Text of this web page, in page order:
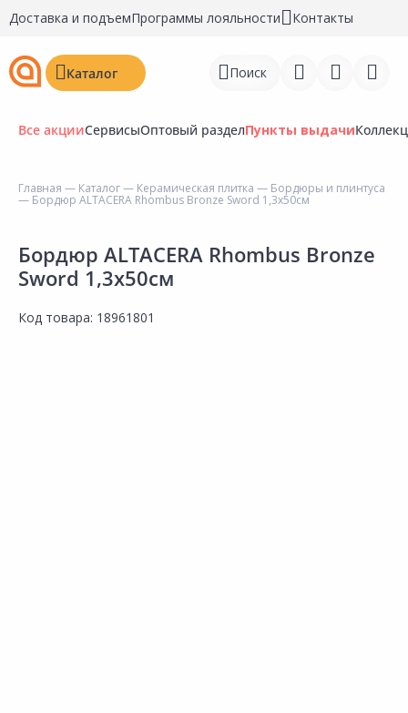
Доставка и подъемПрограммы лояльности Контакты
Каталог Поиск
Регистрация
Перейти к сравнению
Избранное
Все акцииСервисыОптовый разделПункты выдачи
Главная — Каталог— Керамическая плитка — Бордюры и плинтуса
— Бордюр ALTACERA Rhombus Bronze Sword 1,3х50см
Бордюр ALTACERA Rhombus Bronze
Sword 1,3х50см
Код товара: 18961801